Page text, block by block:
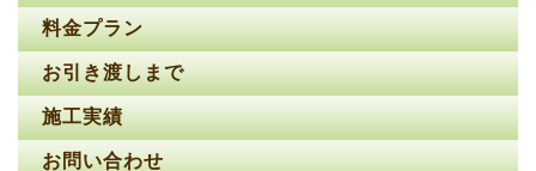
料金プラン
お引き渡しまで
施工実績
お問い合わせ